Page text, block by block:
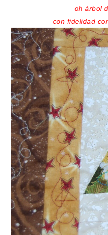
oh árbol
con fidelidad